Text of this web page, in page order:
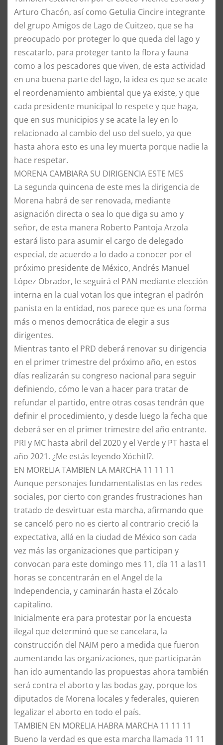
Arturo Chacón, así como Getulia Cincire integrante
del grupo Amigos de Lago de Cuitzeo, que se ha
preocupado por proteger lo que queda del lago y
rescatarlo, para proteger tanto la flora y fauna
como a los pescadores que viven, de esta actividad
en una buena parte del lago, la idea es que se acate
el reordenamiento ambiental que ya existe, y que
cada presidente municipal lo respete y que haga,
que en sus municipios y se acate la ley en lo
relacionado al cambio del uso del suelo, ya que
hasta ahora esto es una ley muerta porque nadie la
hace respetar.
MORENA CAMBIARA SU DIRIGENCIA ESTE MES
La segunda quincena de este mes la dirigencia de
Morena habrá de ser renovada, mediante
asignación directa o sea lo que diga su amo y
señor, de esta manera Roberto Pantoja Arzola
estará listo para asumir el cargo de delegado
especial, de acuerdo a lo dado a conocer por el
próximo presidente de México, Andrés Manuel
López Obrador, le seguirá el PAN mediante elección
interna en la cual votan los que integran el padrón
panista en la entidad, nos parece que es una forma
más o menos democrática de elegir a sus
dirigentes.
Mientras tanto el PRD deberá renovar su dirigencia
en el primer trimestre del próximo año, en estos
días realizarán su congreso nacional para seguir
definiendo, cómo le van a hacer para tratar de
refundar el partido, entre otras cosas tendrán que
definir el procedimiento, y desde luego la fecha que
deberá ser en el primer trimestre del año entrante.
PRI y MC hasta abril del 2020 y el Verde y PT hasta el
año 2021. ¿Me estás leyendo Xóchitl?.
EN MORELIA TAMBIEN LA MARCHA 11 11 11
Aunque personajes fundamentalistas en las redes
sociales, por cierto con grandes frustraciones han
tratado de desvirtuar esta marcha, afirmando que
se canceló pero no es cierto al contrario creció la
expectativa, allá en la ciudad de México son cada
vez más las organizaciones que participan y
convocan para este domingo mes 11, día 11 a las11
horas se concentrarán en el Angel de la
Independencia, y caminarán hasta el Zócalo
capitalino.
Inicialmente era para protestar por la encuesta
ilegal que determinó que se cancelara, la
construcción del NAIM pero a medida que fueron
aumentando las organizaciones, que participarán
han ido aumentando las propuestas ahora también
será contra el aborto y las bodas gay, porque los
diputados de Morena locales y federales, quieren
legalizar el aborto en todo el país.
TAMBIEN EN MORELIA HABRA MARCHA 11 11 11
Bueno la verdad es que esta marcha llamada 11 11